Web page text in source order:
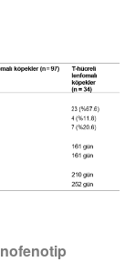
nofenotip